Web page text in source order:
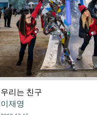
우리는 친구
이재영